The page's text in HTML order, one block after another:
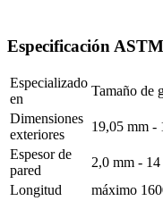
Especificación
Especializado
en
Tamaño de
Dimensiones
exteriores
19,05 mm -
Espesor de
pared
2,0 mm -
Longitud
máximo